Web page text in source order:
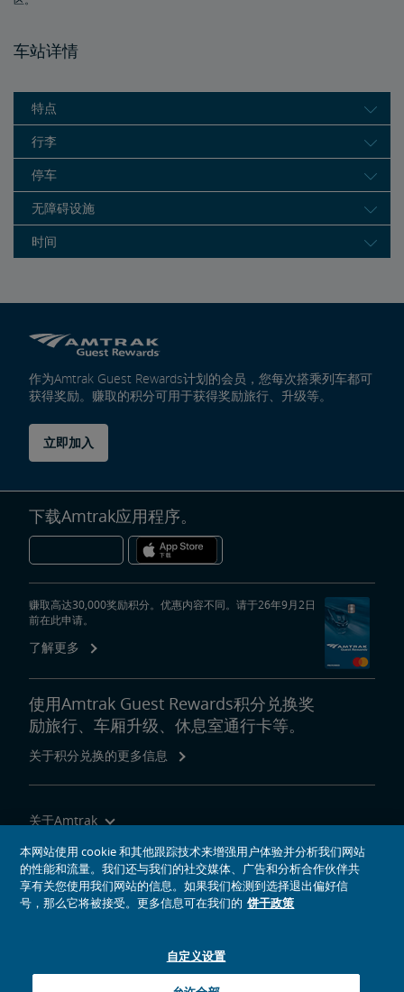
车站详情
特点
行李
停车
无障碍设施
时间
作为Amtrak Guest Rewards计划的会员，您每次搭乘列车都可
获得奖励。赚取的积分可用于获得奖励旅行、升级等。
立即加入
下载Amtrak应用程序。
赚取高达30,000奖励积分。优惠内容不同。请于26年9月2日
前在此申请。
了解更多
使用Amtrak Guest Rewards积分兑换奖
励旅行、车厢升级、休息室通行卡等。
关于积分兑换的更多信息
关于Amtrak
乘坐Amtrak列车旅行
网站工具
Amtrak的Facebook主页将在新窗口中打开
Amtrak的Twitter主页将在新窗口中打开
Amtrak的Instagram主页将在新窗口中打开
Amtrak的Linkedin主页将在新窗口中打开
Amtrak的YouTube主页将在新窗口中打开
Pinterest将在新窗口中打开
本网站使用 cookie 和其他跟踪技术来增强用户体验并分析我们网站
的性能和流量。我们还与我们的社交媒体、广告和分析合作伙伴共
享有关您使用我们网站的信息。如果我们检测到选择退出偏好信
号，那么它将被接受。更多信息可在我们的 饼干政策
自定义设置